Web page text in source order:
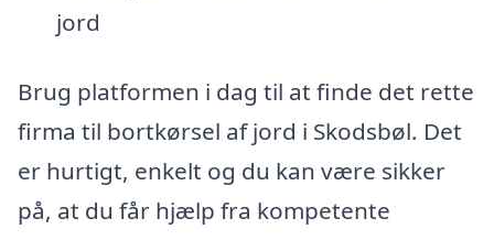
jord
Brug platformen i dag til at finde det rette
firma til bortkørsel af jord i Skodsbøl. Det
er hurtigt, enkelt og du kan være sikker
på, at du får hjælp fra kompetente